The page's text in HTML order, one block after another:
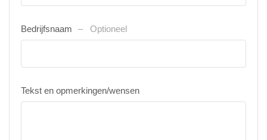
Bedrijfsnaam Optioneel
Tekst en opmerkingen/wensen